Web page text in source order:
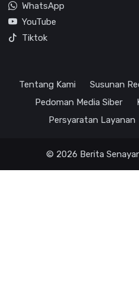
WhatsApp
YouTube
Tiktok
Tentang Kami Susunan
Pedoman Media Siber
Persyaratan Layanan
© 2026 Berita